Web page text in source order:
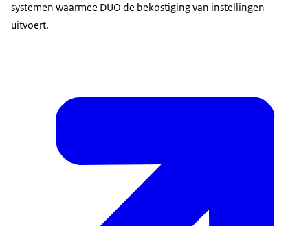
systemen waarmee DUO de bekostiging van instellingen
uitvoert.